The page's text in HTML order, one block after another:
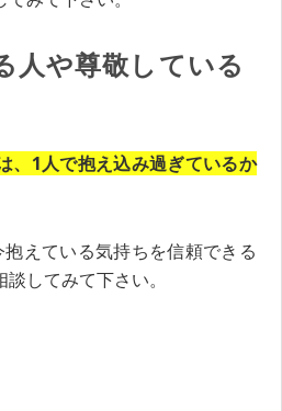
人や尊敬している
、1人で抱え込み過ぎているか
えている気持ちを信頼できる
してみて下さい。